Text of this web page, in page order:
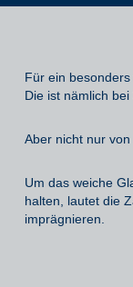
Für ein
Die ist nämlich
Aber nicht nur
Um das weiche
halten, lautet die
imprägnieren.